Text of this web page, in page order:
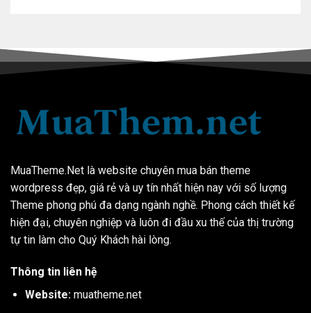
MuaTheme.Net là website chuyên mua bán theme
wordpress đẹp, giá rẻ và uy tín nhất hiện nay với số lượng
Theme phong phú đa dạng ngành nghề. Phong cách thiết kế
hiện đại, chuyên nghiệp và luôn đi đầu xu thế của thị trường
tự tin làm cho Quý Khách hài lòng.
Thông tin liên hệ
Website: muatheme.net